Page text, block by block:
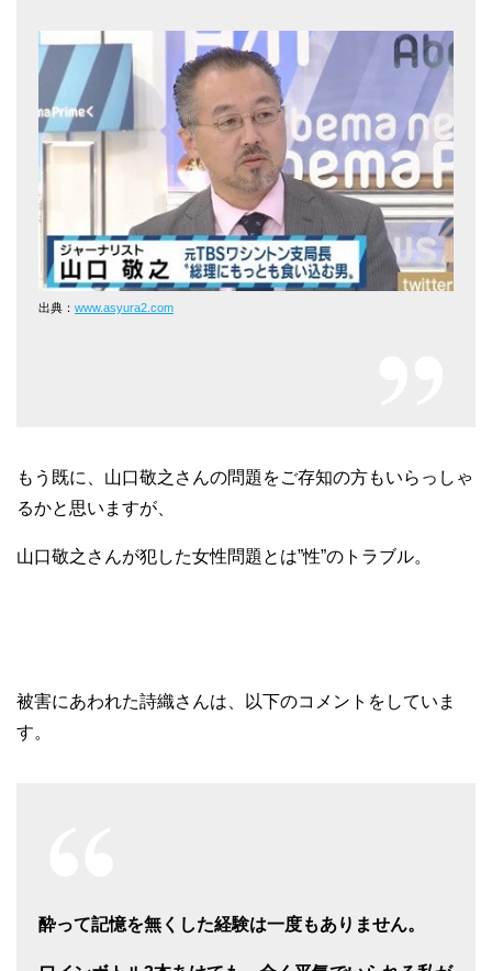
出典： www.asyura2.com
もう既に、山口敬之さんの問題をご存知の方もいらっしゃ
るかと思いますが、
山口敬之さんが犯した女性問題とは”性”のトラブル。
被害にあわれた詩織さんは、以下のコメントをしていま
す。
酔って記憶を無くした経験は一度もありません。